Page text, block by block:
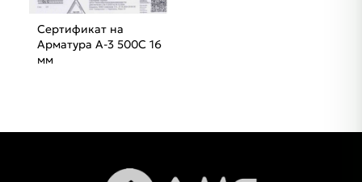
Сертификат на
Арматура A-3 500C 16
мм